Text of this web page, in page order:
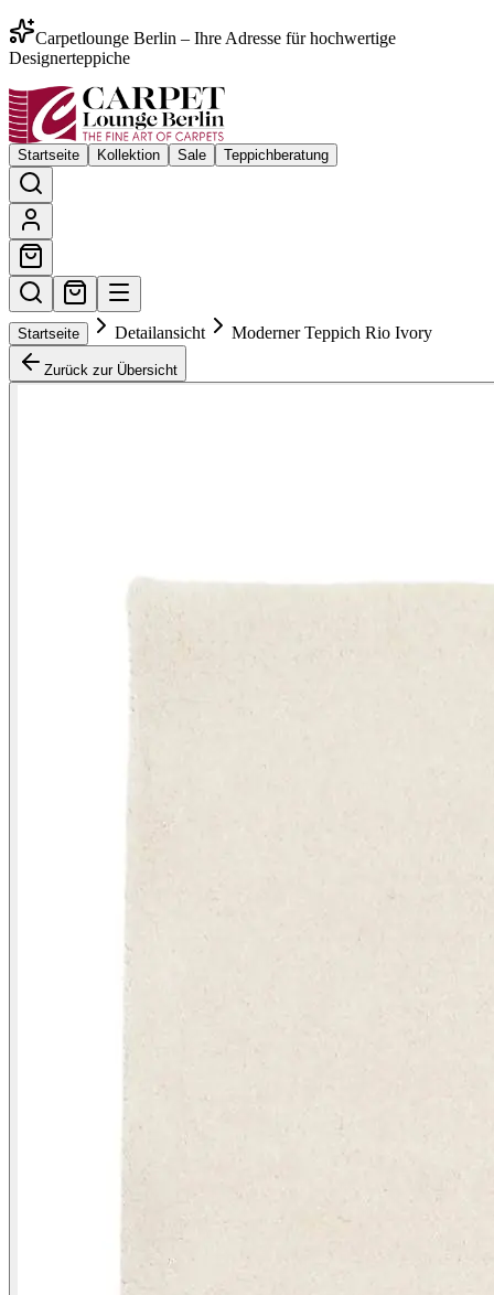
Carpetlounge Berlin – Ihre Adresse für hochwertige
Designerteppiche
Startseite Kollektion Sale Teppichberatung
Startseite Detailansicht Moderner Teppich Rio Ivory
Zurück zur Übersicht